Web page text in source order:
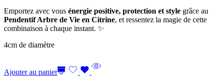
Emportez avec vous énergie positive, protection et style grâce au
Pendentif Arbre de Vie en Citrine, et ressentez la magie de cette
combinaison à chaque instant. ✨
4cm de diamètre
Ajouter au panier